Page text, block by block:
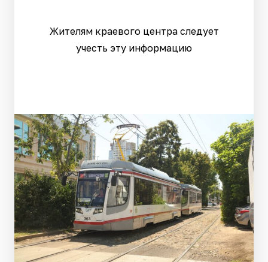
Жителям краевого центра следует
учесть эту информацию